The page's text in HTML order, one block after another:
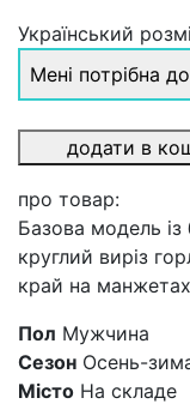
Український
Мені потрібна
додати в
про товар:
Базова модель із
круглий виріз
край на
Пол Мужчина
Сезон Осень-
Місто На складе